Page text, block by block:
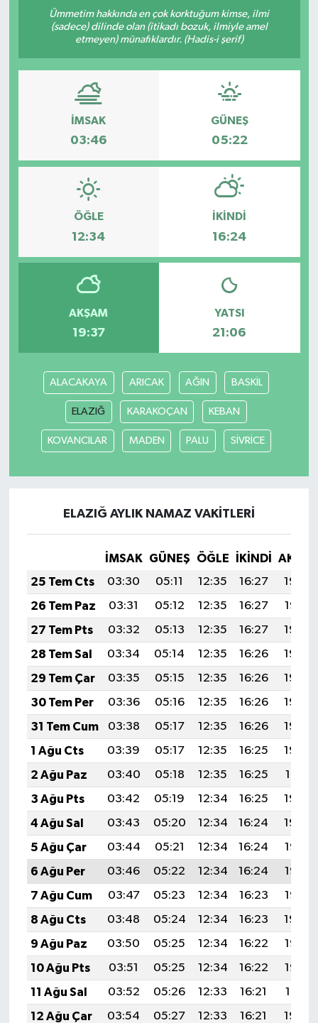
Ümmetim hakkında en çok korktuğum kimse, ilmi
(sadece) dilinde olan (itikadı bozuk, ilmiyle amel
etmeyen) münafıklardır. (Hadis-i şerif)
İMSAK
03:46
GÜNEŞ
05:22
ÖĞLE
12:34
İKINDI
16:24
AKŞAM
19:37
YATSI
21:06
ALACAKAYA ARICAK AĞIN BASKİL
ELAZIĞ KARAKOÇAN KEBAN
KOVANCILAR MADEN PALU SİVRİCE
ELAZIĞ AYLIK NAMAZ VAKITLERI
İMSAK GÜNEŞ ÖĞLE İKINDI
25 Tem Cts
03:30 05:11 12:35 16:27
19:48
26 Tem Paz
03:31 05:12 12:35 16:27
19:47
27 Tem Pts
03:32 05:13 12:35 16:27
19:46
28 Tem Sal
03:34 05:14 12:35 16:26
19:46
29 Tem Çar
03:35 05:15 12:35 16:26
19:45
30 Tem Per
03:36 05:16 12:35 16:26
19:44
31 Tem Cum
03:38 05:17 12:35 16:26
19:43
1 Ağu Cts
03:39 05:17 12:35 16:25
19:42
2 Ağu Paz
03:40 05:18 12:35 16:25
19:41
3 Ağu Pts
03:42 05:19 12:34 16:25
19:40
4 Ağu Sal
03:43 05:20 12:34 16:24
19:39
5 Ağu Çar
03:44 05:21 12:34 16:24
19:38
6 Ağu Per
03:46 05:22 12:34 16:24
19:37
7 Ağu Cum
03:47 05:23 12:34 16:23
19:35
8 Ağu Cts
03:48 05:24 12:34 16:23
19:34
9 Ağu Paz
03:50 05:25 12:34 16:22
19:33
10 Ağu Pts
03:51 05:25 12:34 16:22
19:32
11 Ağu Sal
03:52 05:26 12:33 16:21
19:31
12 Ağu Çar
03:54 05:27 12:33 16:21
19:29
DÜNYA
EGE
EĞİTİM
EKOLOJİ VE ÇEVRE
BİLİM VE TEKNOLOJİ
GÜNDEM
HABERDE İNSAN
KÜLTÜR SANAT
MAGAZİN
ÖZEL HABER
SAĞLIK
SPOR
YAŞAM
YEREL
AFYON
AFYONKARAHİSAR
AYDIN
DENİZLİ
İZMİR
KÜTAHYA
MANİSA
MUĞLA
UŞAK
YURT